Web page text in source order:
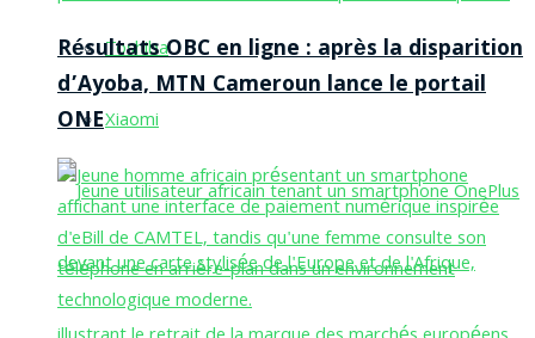
Toshiba
Xiaomi
Résultats OBC en ligne : après la disparition
d’Ayoba, MTN Cameroun lance le portail
ONE